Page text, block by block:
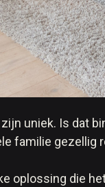
uniek. Is dat
familie gezellig
oplossing die